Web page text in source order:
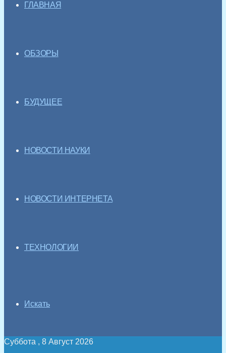
ГЛАВНАЯ
ОБЗОРЫ
БУДУЩЕЕ
НОВОСТИ НАУКИ
НОВОСТИ ИНТЕРНЕТА
ТЕХНОЛОГИИ
Искать
Суббота , 8 Август 2026